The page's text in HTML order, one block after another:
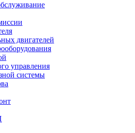
двигателей
управления
системы